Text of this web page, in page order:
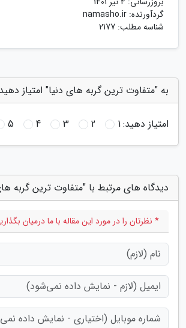
گردآورنده: namasho.ir
شناسه مطلب: 2177
به "متفاوت ترین گربه های دنیا" امتیاز دهید
امتیاز دهید:1
2
3
4
5
دیدگاه های مرتبط با "متفاوت ترین گربه
* نظرتان را در مورد این مقاله با ما درمیان